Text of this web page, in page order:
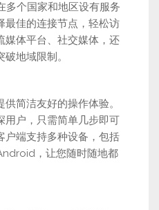
多个国家和地区设有服务
最佳的连接节点，轻松访
媒体平台、社交媒体，还
地域限制。
简洁友好的操作体验。
用户，只需简单几步即可
户端支持多种设备，包括
，让您随时随地都